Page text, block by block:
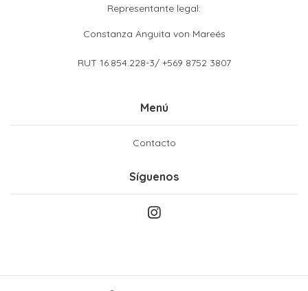
Representante legal:
Constanza Anguita von Mareés
RUT 16.854.228-3/ +569 8752 3807
Menú
Contacto
Síguenos